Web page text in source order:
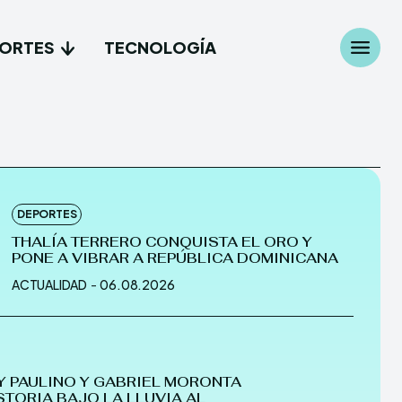
TECNOLOGÍA
DEPORTES
THALÍA TERRERO CONQUISTA EL ORO Y
PONE A VIBRAR A REPÚBLICA DOMINICANA
ACTUALIDAD - 06.08.2026
PAULINO Y GABRIEL MORONTA
BAJO LA LLUVIA AL